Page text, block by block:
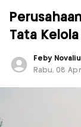
Tata
Feby
Rabu, 08